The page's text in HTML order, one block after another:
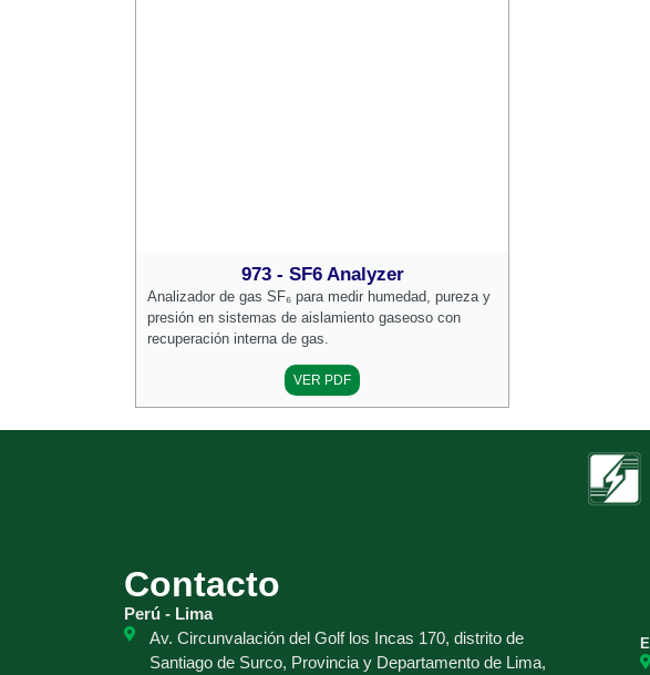
973 - SF6 Analyzer
Analizador de gas SF₆ para medir humedad, pureza y
presión en sistemas de aislamiento gaseoso con
recuperación interna de gas.
VER PDF
Contacto
Perú - Lima
Av. Circunvalación del Golf los Incas 170, distrito de
Santiago de Surco, Provincia y Departamento de Lima,